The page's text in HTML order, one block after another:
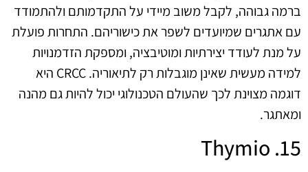
ברמה גבוהה, לקבל משוב מיידי על התקדמותם ולהתמודד
עם אתגרים שמיועדים לשפר את כישוריהם. התחרות פועלת
על מנת לעודד יצירתיות ומוטיבציה, ומספקת הזדמנויות
למידה מעשית שאינן מוגבלות רק לתיאוריה. CRCC היא
דוגמה מצוינת לכך שהעולם הטכנולוגי יכול להיות גם מהנה
ומאתגר.
15. Thymio